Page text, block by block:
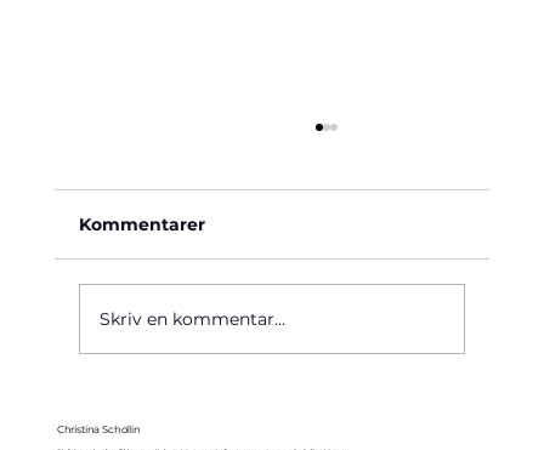
Kommentarer
Skriv en kommentar...
Christina Schollin